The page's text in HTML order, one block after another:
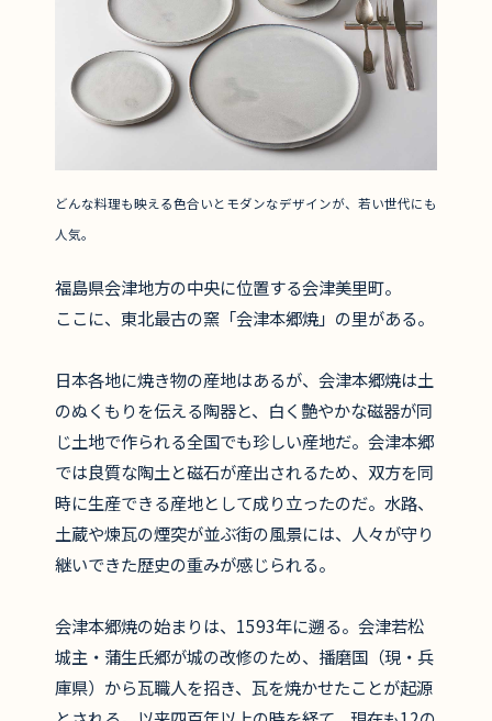
どんな料理も映える色合いとモダンなデザインが、若い世代にも
人気。
福島県会津地方の中央に位置する会津美里町。
ここに、東北最古の窯「会津本郷焼」の里がある。
日本各地に焼き物の産地はあるが、会津本郷焼は土
のぬくもりを伝える陶器と、白く艶やかな磁器が同
じ土地で作られる全国でも珍しい産地だ。会津本郷
では良質な陶土と磁石が産出されるため、双方を同
時に生産できる産地として成り立ったのだ。水路、
土蔵や煉瓦の煙突が並ぶ街の風景には、人々が守り
継いできた歴史の重みが感じられる。
会津本郷焼の始まりは、1593年に遡る。会津若松
城主・蒲生氏郷が城の改修のため、播磨国（現・兵
庫県）から瓦職人を招き、瓦を焼かせたことが起源